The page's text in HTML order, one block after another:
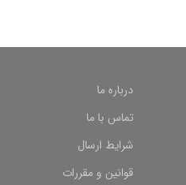
درباره ما
تماس با ما
شرایط ارسال
قوانین و مقررات